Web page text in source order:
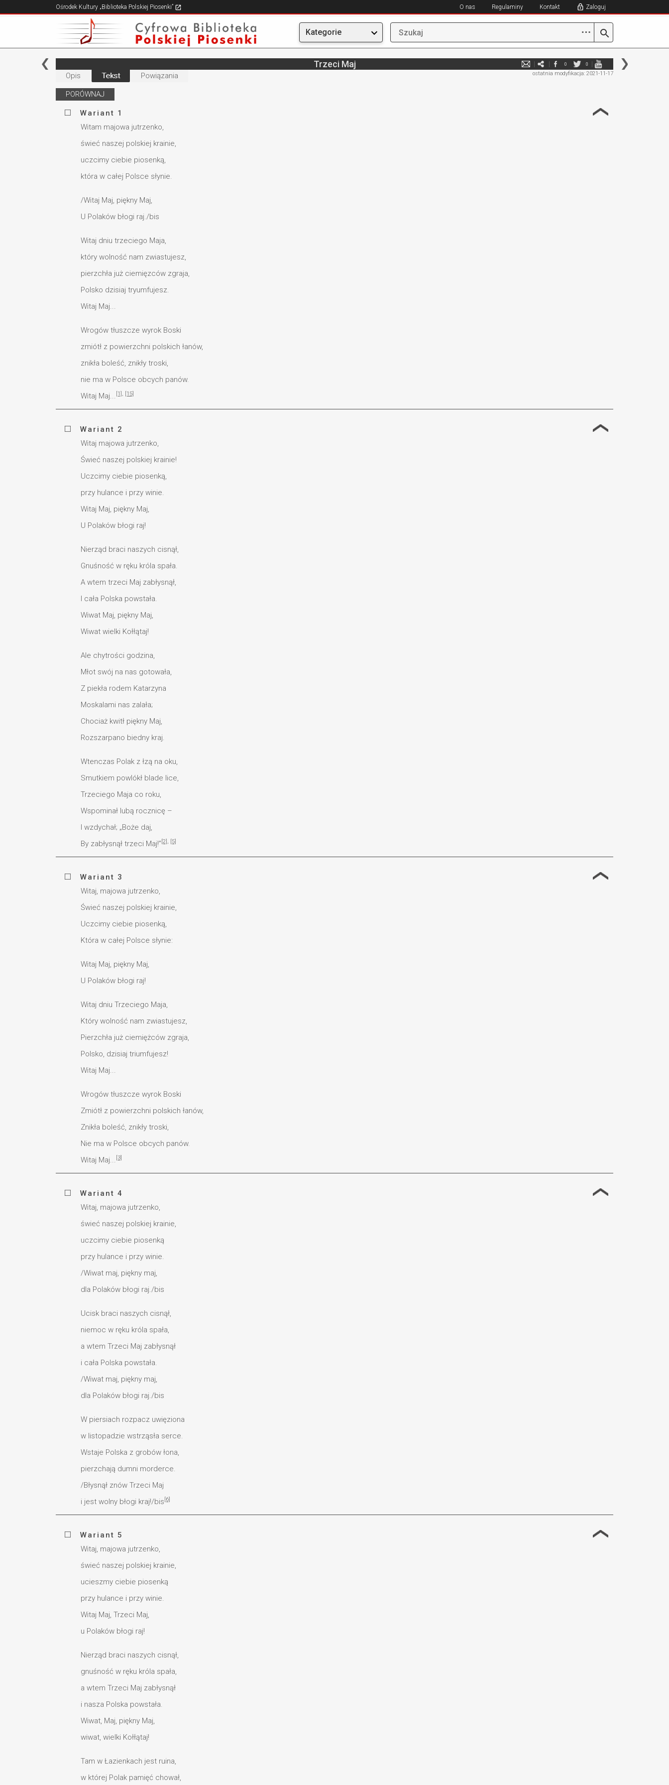
Ośrodek Kultury „Biblioteka Polskiej Piosenki” O nas Regulaminy Kontakt Zaloguj
Kategorie ⋯
Trzeci Maj 0 0
ostatnia modyfikacja: 2021-11-17
Opis Tekst Powiązania
PORÓWNAJ
Wariant 1
Witam majowa jutrzenko,
świeć naszej polskiej krainie,
uczcimy ciebie piosenką,
która w całej Polsce słynie.
/Witaj Maj, piękny Maj,
U Polaków błogi raj./bis
Witaj dniu trzeciego Maja,
który wolność nam zwiastujesz,
pierzchła już ciemięzców zgraja,
Polsko dzisiaj tryumfujesz.
Witaj Maj...
Wrogów tłuszcze wyrok Boski
zmiótł z powierzchni polskich łanów,
znikła boleść, znikły troski,
nie ma w Polsce obcych panów.
Witaj Maj...
[1] , [15]
Wariant 2
Witaj majowa jutrzenko,
Świeć naszej polskiej krainie!
Uczcimy ciebie piosenką,
przy hulance i przy winie.
Witaj Maj, piękny Maj,
U Polaków błogi raj!
Nierząd braci naszych cisnął,
Gnuśność w ręku króla spała.
A wtem trzeci Maj zabłysnął,
I cała Polska powstała.
Wiwat Maj, piękny Maj,
Wiwat wielki Kołłątaj!
Ale chytrości godzina,
Młot swój na nas gotowała,
Z piekła rodem Katarzyna
Moskalami nas zalała;
Chociaż kwitł piękny Maj,
Rozszarpano biedny kraj.
Wtenczas Polak z łzą na oku,
Smutkiem powlókł blade lice,
Trzeciego Maja co roku,
Wspominał lubą rocznicę –
I wzdychał; „Boże daj,
By zabłysnął trzeci Maj!” [2] , [5]
Wariant 3
Witaj, majowa jutrzenko,
Świeć naszej polskiej krainie,
Uczcimy ciebie piosenką,
Która w całej Polsce słynie:
Witaj Maj, piękny Maj,
U Polaków błogi raj!
Witaj dniu Trzeciego Maja,
Który wolność nam zwiastujesz,
Pierzchła już ciemiężców zgraja,
Polsko, dzisiaj triumfujesz!
Witaj Maj...
Wrogów tłuszcze wyrok Boski
Zmiótł z powierzchni polskich łanów,
Znikła boleść, znikły troski,
Nie ma w Polsce obcych panów.
Witaj Maj...
[3]
Wariant 4
Witaj, majowa jutrzenko,
świeć naszej polskiej krainie,
uczcimy ciebie piosenką
przy hulance i przy winie.
/Wiwat maj, piękny maj,
dla Polaków błogi raj./bis
Ucisk braci naszych cisnął,
niemoc w ręku króla spała,
a wtem Trzeci Maj zabłysnął
i cała Polska powstała.
/Wiwat maj, piękny maj,
dla Polaków błogi raj./bis
W piersiach rozpacz uwięziona
w listopadzie wstrząsła serce.
Wstaje Polska z grobów łona,
pierzchają dumni morderce.
/Błysnął znów Trzeci Maj
i jest wolny błogi kraj!/bis [6]
Wariant 5
Witaj, majowa jutrzenko,
świeć naszej polskiej krainie,
ucieszmy ciebie piosenką
przy hulance i przy winie.
Witaj Maj, Trzeci Maj,
u Polaków błogi raj!
Nierząd braci naszych cisnął,
gnuśność w ręku króla spała,
a wtem Trzeci Maj zabłysnął
i nasza Polska powstała.
Wiwat, Maj, piękny Maj,
wiwat, wielki Kołłątaj!
Tam w Łazienkach jest ruina,
w której Polak pamięć chował,